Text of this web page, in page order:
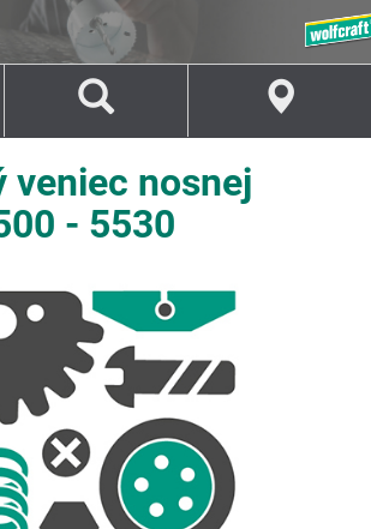
veniec nosnej
- 5530